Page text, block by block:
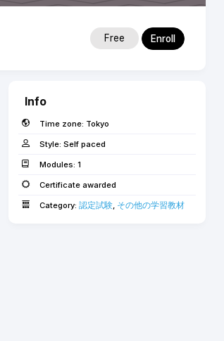
Free Enroll
Info
Time zone: Tokyo
Style: Self paced
Modules: 1
Certificate awarded
Category: 認定試験, その他の学習教材